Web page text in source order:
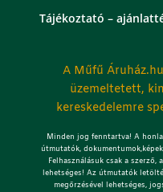
Tájékoztató –
A Műfű
üzemeltetett,
kereskedelemre
Minden jog fenntartva! A
útmutatók,
Felhasználásuk csak a
lehetséges! Az útmutatók
megőrzésével lehetséges,